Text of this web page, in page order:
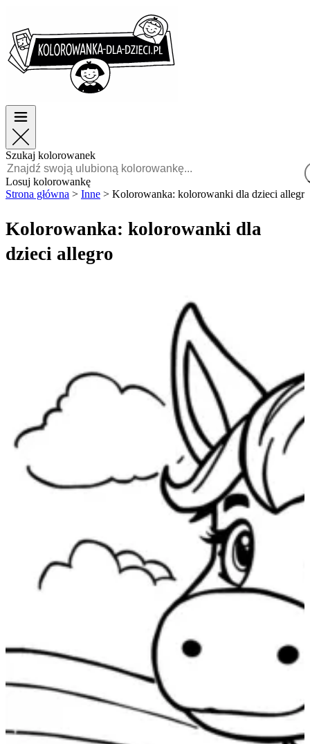
TOP kategorie
Dla chłopców
Dla dziewczynek
Polski
POLSKI
FRANÇAIS
MALAGASY
TOP kategorie
Dla chłopców
Dla dziewczynek
Szukaj kolorowanek
Losuj kolorowankę
Strona główna > Inne > Kolorowanka: kolorowanki dla dzieci allegro
Kolorowanka: kolorowanki dla
dzieci allegro